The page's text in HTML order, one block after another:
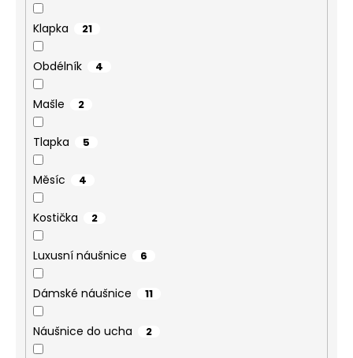
Klapka 21
Obdélník 4
Mašle 2
Tlapka 5
Měsíc 4
Kostička 2
Luxusní náušnice 6
Dámské náušnice 11
Náušnice do ucha 2